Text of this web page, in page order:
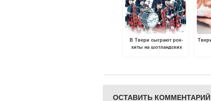
В Твери сыграют рок-
хиты на шотландских
ОСТАВИТЬ КОММЕНТАРИЙ